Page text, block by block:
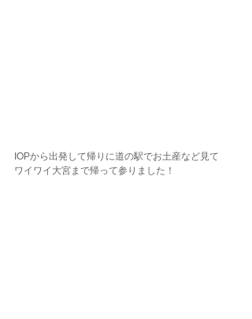
IOPから出発して帰りに道の駅でお土産など見て
ワイワイ大宮まで帰って参りました！